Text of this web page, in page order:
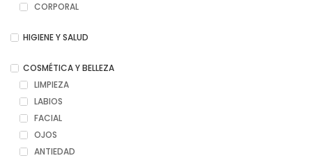
CORPORAL
HIGIENE Y SALUD
COSMÉTICA Y BELLEZA
LIMPIEZA
LABIOS
FACIAL
OJOS
ANTIEDAD